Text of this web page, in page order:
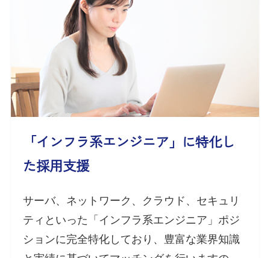
「インフラ系エンジニア」に特化し
た採用支援
サーバ、ネットワーク、クラウド、セキュリ
ティといった「インフラ系エンジニア」ポジ
ションに完全特化しており、豊富な業界知識